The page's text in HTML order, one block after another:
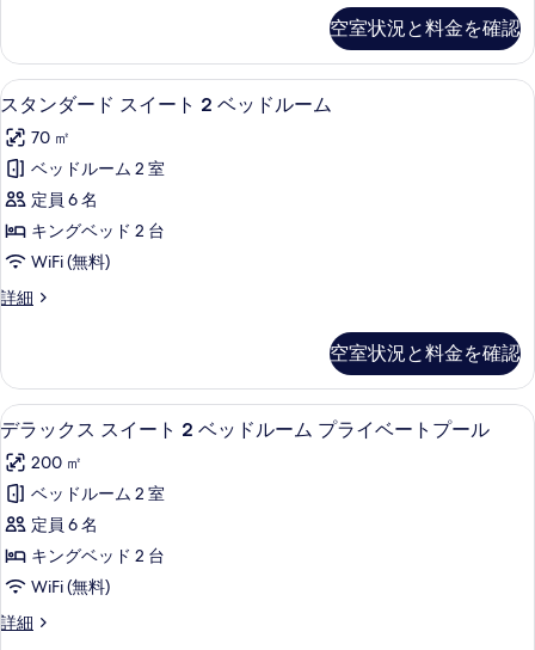
べ
て
の
写
真
を
表
示
す
細
1
ベ
ッ
ド
ル
ー
ム
プ
ラ
ー
ト
プ
ー
ル
の
す
べ
て
ス
ス
イ
ト
ッ
ド
ル
ー
ム
ベ
ー
ト
プ
ー
ル
の
詳
細
空室状況と料金を確認
ス
タ
ン
ダ
ー
ド
ス
イ
ト
2
ベ
ッ
ド
ル
ー
ム
の
スタンダード スイート 2 ベッドルー
16
スタンダード スイート 2 ベッドルーム
70 ㎡
ベッドルーム 2 室
定員 6 名
キングベッド 2 台
WiFi (無料)
詳細
ス
ー
ド
ス
ー
ト
ベ
ッ
ド
ル
ー
空室状況と料金を確認
デ
ラ
ッ
ク
ス
ス
イ
ー
デラックス スイート 2 ベッドルーム
15
デラックス スイート 2 ベッドルーム プライベートプール
200 ㎡
ベッドルーム 2 室
定員 6 名
キングベッド 2 台
WiFi (無料)
詳細
デ